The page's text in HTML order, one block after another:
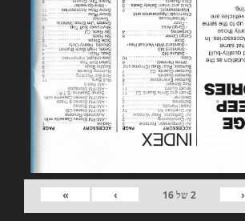
‹
2של16
›
»